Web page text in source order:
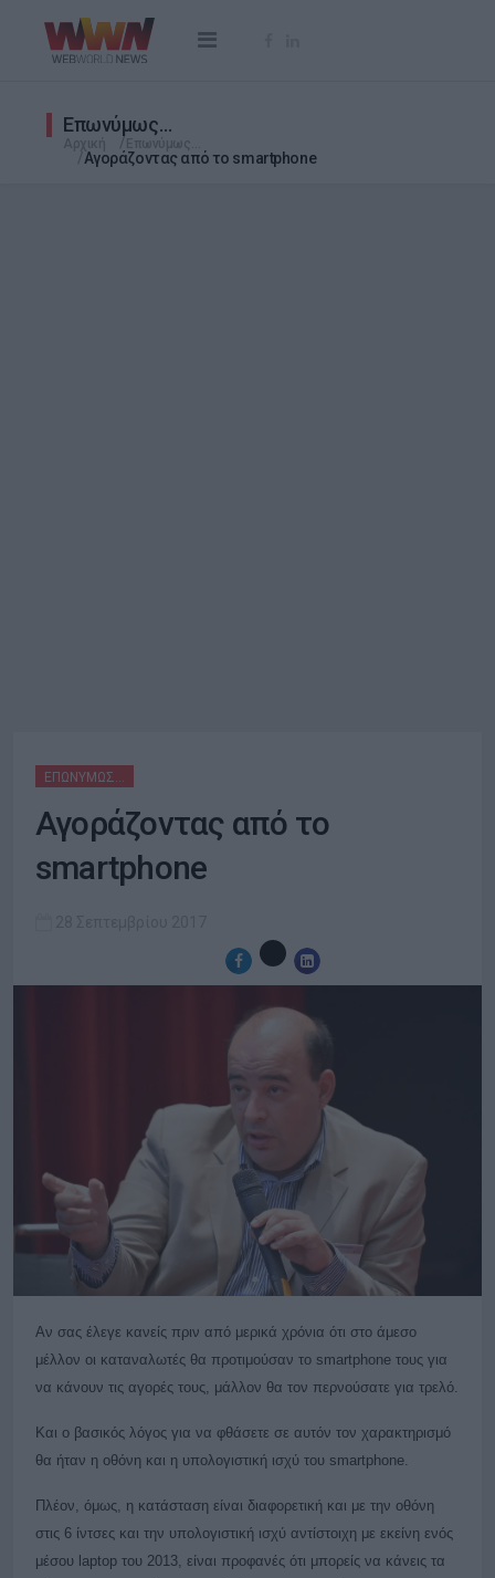
Επωνύμως…
Αγοράζοντας από το smartphone
ΕΠΩΝΎΜΩΣ…
Αγοράζοντας από το
smartphone
Αν σας έλεγε κανείς πριν από μερικά χρόνια ότι στο άμεσο
μέλλον οι καταναλωτές θα προτιμούσαν το smartphone τους για
να κάνουν τις αγορές τους, μάλλον θα τον περνούσατε για τρελό.
Και ο βασικός λόγος για να φθάσετε σε αυτόν τον χαρακτηρισμό
θα ήταν η οθόνη και η υπολογιστική ισχύ του smartphone.
Πλέον, όμως, η κατάσταση είναι διαφορετική και με την οθόνη
στις 6 ίντσες και την υπολογιστική ισχύ αντίστοιχη με εκείνη ενός
μέσου laptop του 2013, είναι προφανές ότι μπορείς να κάνεις τα